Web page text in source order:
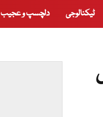
ٹیکنالوجی دلچسپ و عجیب